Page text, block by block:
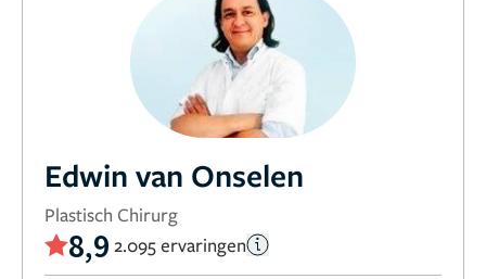
Edwin van Onselen
Plastisch Chirurg
8,9 2.095 ervaringen